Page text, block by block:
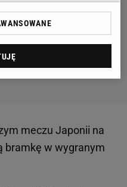
meczu Japonii na
bramkę w wygranym